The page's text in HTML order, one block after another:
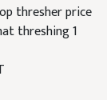
thresher price
threshing 1